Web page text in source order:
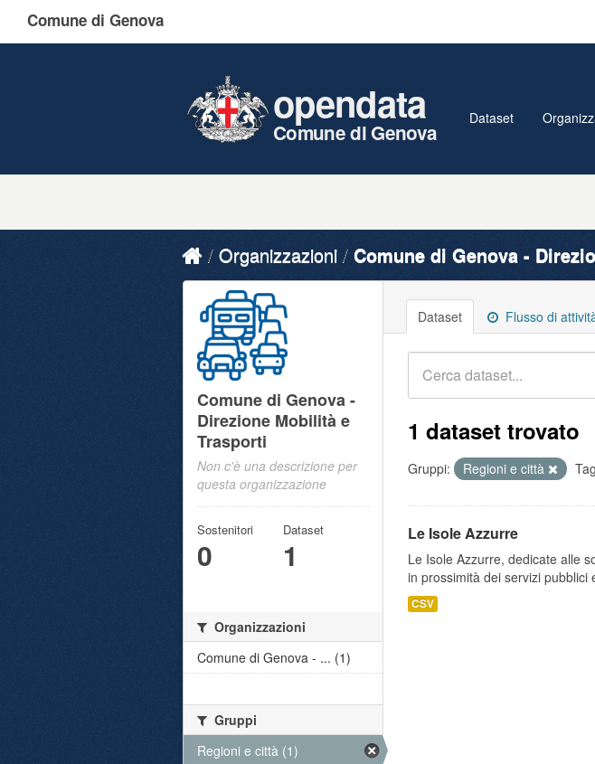
Comune di Genova
opendata
Comune di Genova
Dataset
Organizzazioni Comune di Genova -
Dataset Flusso di
1 dataset trovato
Gruppi: Regioni e città
Le Isole Azzurre
Le Isole Azzurre, dedicate alle
in prossimità dei servizi
CSV
Comune di Genova -
Direzione Mobilità e
Trasporti
Non c'è una descrizione per
questa organizzazione
Sostenitori
0
Dataset
1
Organizzazioni
Comune di Genova - ... (1)
Gruppi
Regioni e città (1)